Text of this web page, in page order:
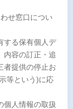
せ窓口につい
する保有個人デ
内容の訂正・追
者提供の停止お
等という)に応
個人情報の取扱